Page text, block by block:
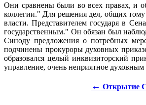
Они сравнены были во всех правах, и
коллегии." Для решения дел, общих
власти. Представителем государя в
государственным." Он обязан был
Синоду предложения о потребных
подчинены прокуроры духовных
образовался целый инквизиторский
управление, очень неприятное
← Открытие